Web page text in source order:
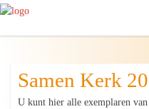
Samen Kerk
U kunt hier alle exemplaren